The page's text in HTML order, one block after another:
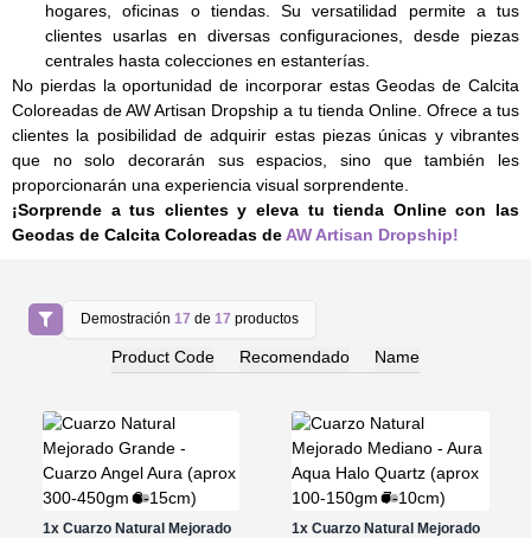
hogares, oficinas o tiendas. Su versatilidad permite a tus
clientes usarlas en diversas configuraciones, desde piezas
centrales hasta colecciones en estanterías.
No pierdas la oportunidad de incorporar estas Geodas de Calcita
Coloreadas de AW Artisan Dropship a tu tienda Online. Ofrece a tus
clientes la posibilidad de adquirir estas piezas únicas y vibrantes
que no solo decorarán sus espacios, sino que también les
proporcionarán una experiencia visual sorprendente.
¡Sorprende a tus clientes y eleva tu tienda Online con las
Geodas de Calcita Coloreadas de AW Artisan Dropship!
Demostración17 de17 productos
Product Code Recomendado Name
1xCuarzo Natural Mejorado
1x Cuarzo Natural Mejorado